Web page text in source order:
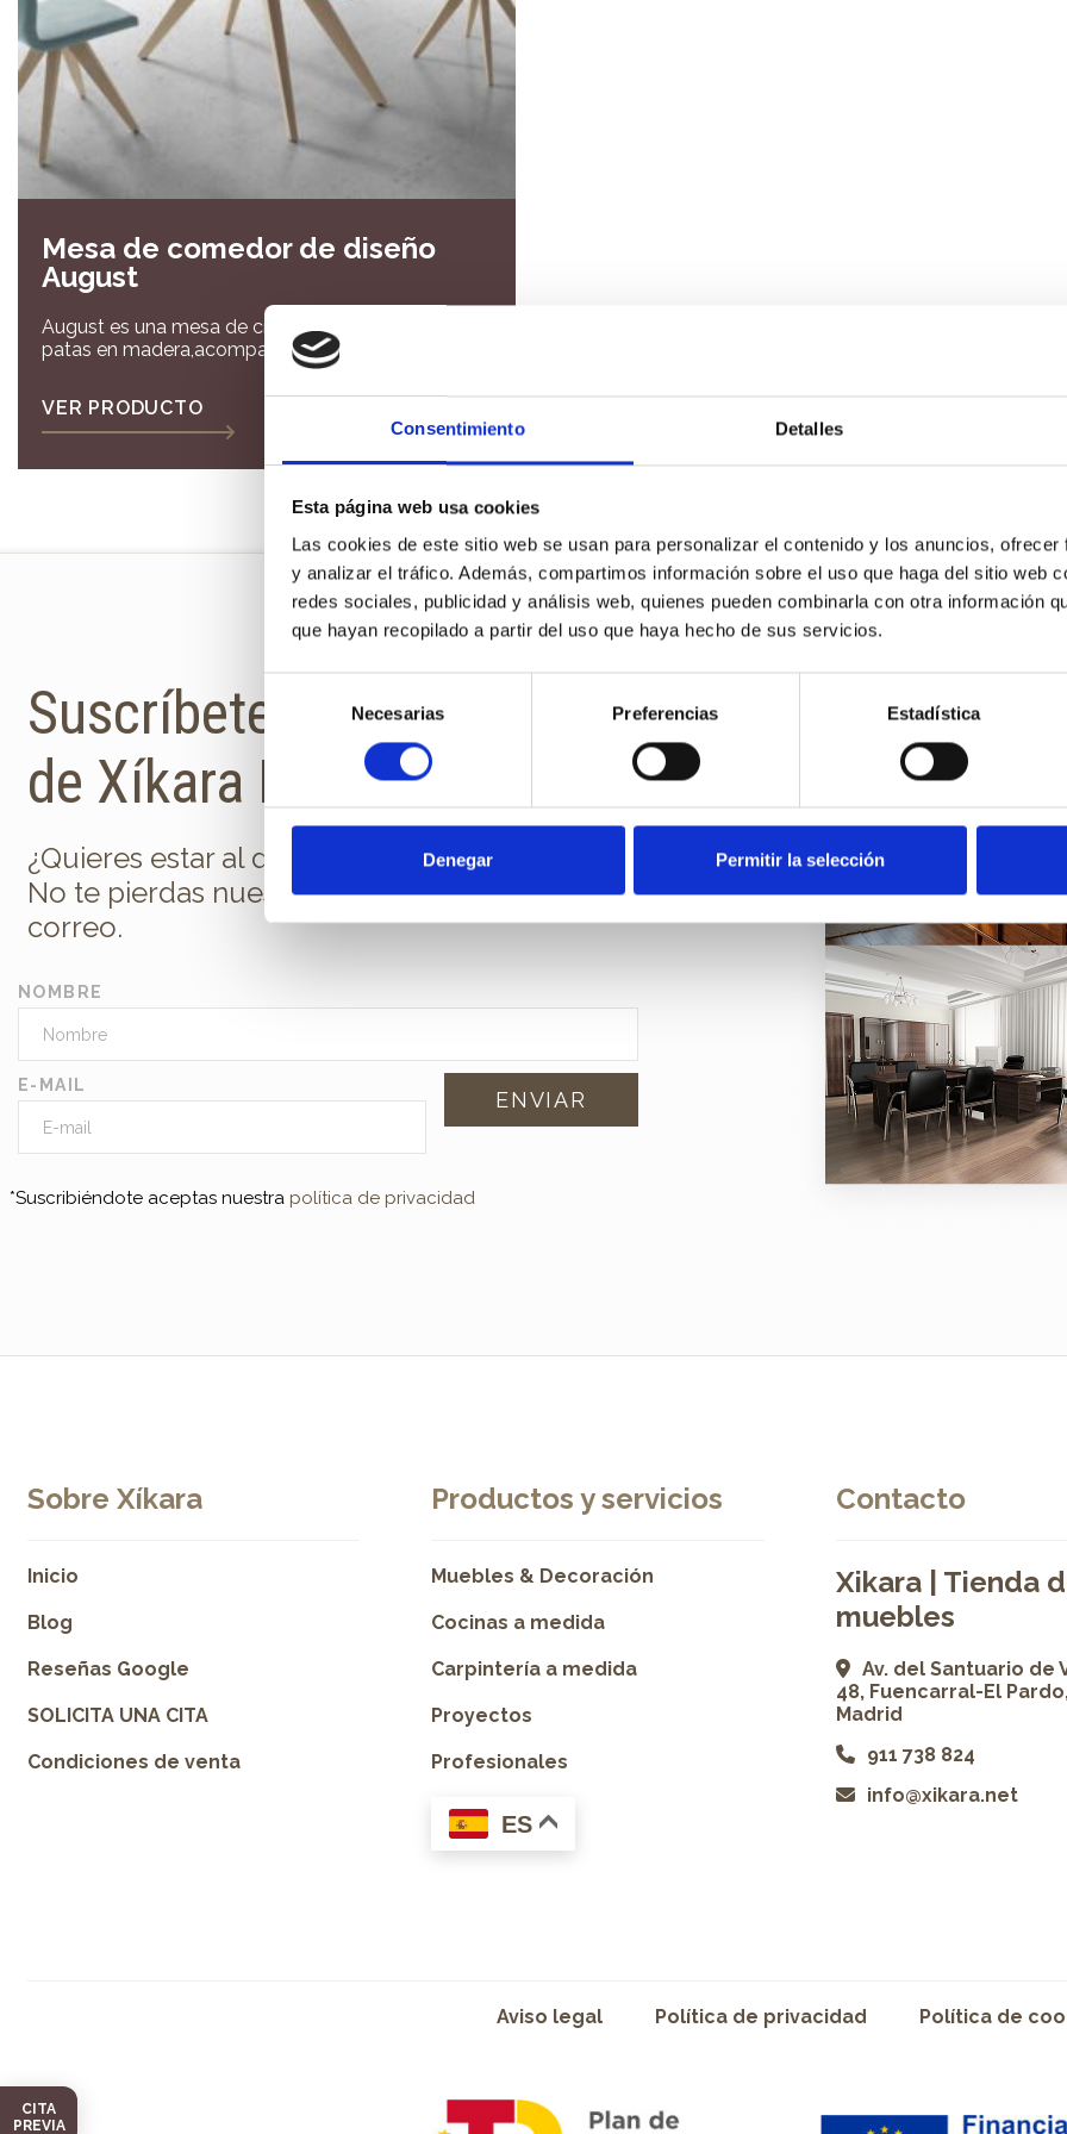
Consentimiento Detalles
Esta página web usa cookies
Las cookies de este sitio web se usan para personalizar el contenido y los anuncios,
y analizar el tráfico. Además, compartimos información sobre el uso que haga del sitio web
redes sociales, publicidad y análisis web, quienes pueden combinarla con otra información
que hayan recopilado a partir del uso que haya hecho de sus servicios.
de
consentimiento
Necesarias Preferencias Estadística
Denegar Permitir la selección
CITA
PREVIA
Mesa de comedor de diseño
August
August es una mesa de cristal con unas originales
patas en madera,acompañalá de unas sillas
tapizadas en diseño nordico !
VER PRODUCTO
Suscríbete a la newsletter
de Xíkara Interiores
¿Quieres estar al día de todas las novedades?
No te pierdas nuestra newsletter en tu
correo.
NOMBRE
E-MAIL
*Suscribiéndote aceptas nuestra política de privacidad
Sobre Xíkara
Inicio
Blog
Reseñas Google
SOLICITA UNA CITA
Condiciones de venta
Productos y servicios
Muebles & Decoración
Cocinas a medida
Carpintería a medida
Proyectos
Profesionales
ES
Contacto
Xikara | Tienda
muebles
Av. del Santuario de
48, Fuencarral-El
Madrid
911 738 824
info@xikara.net
Aviso legal Política de privacidad Política de